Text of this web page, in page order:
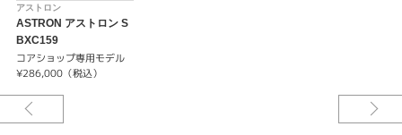
-パワーリザーブ表示機能
-タイムトランスファー機能
-衛星電波受信によるタイムゾーン修正機能・スーパースマートセンサー機
能
-捕捉衛星数表示機能
-受信結果表示機能
-DST(サマータイム)機能
-受信オフ機能(機内モード)
アストロン
ASTRON アストロン S
BXC159
コアショップ専用モデル
¥286,000（税込）